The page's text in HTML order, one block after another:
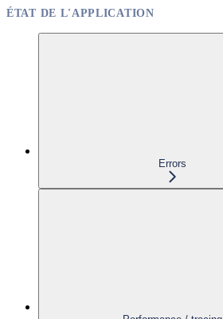
ÉTAT DE L'APPLICATION
Errors